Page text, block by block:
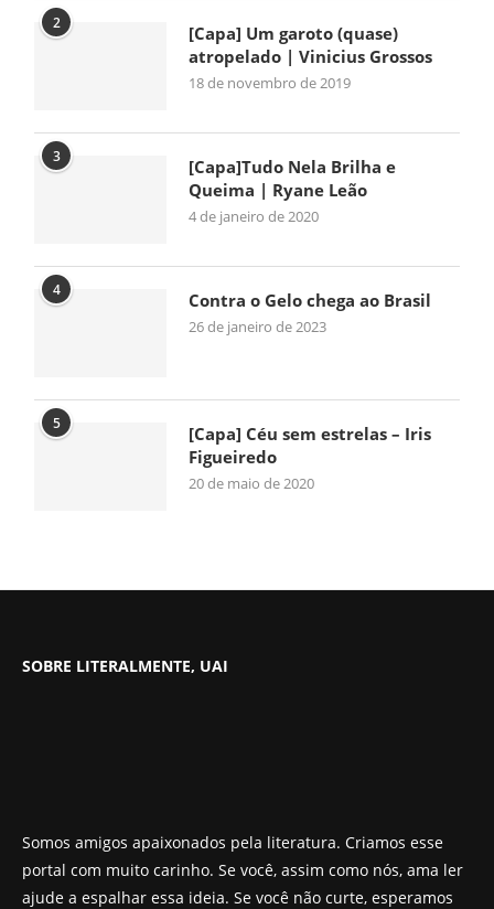
2
[Capa] Um garoto (quase)
atropelado | Vinicius Grossos
18 de novembro de 2019
3
[Capa]Tudo Nela Brilha e
Queima | Ryane Leão
4 de janeiro de 2020
4 Contra o Gelo chega ao Brasil
26 de janeiro de 2023
5
[Capa] Céu sem estrelas – Iris
Figueiredo
20 de maio de 2020
SOBRE LITERALMENTE, UAI
Somos amigos apaixonados pela literatura. Criamos esse
portal com muito carinho. Se você, assim como nós, ama ler
ajude a espalhar essa ideia. Se você não curte, esperamos